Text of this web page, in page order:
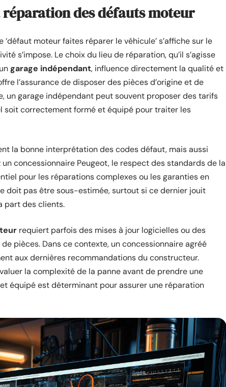
des défauts moteur
‘défaut moteur faites réparer le véhicule’ s’affiche sur le
s’impose. Le choix du lieu de réparation, qu’il s’agisse
garage indépendant, influence directement la qualité et
l’assurance de disposer des pièces d’origine et de
un garage indépendant peut souvent proposer des tarifs
soit correctement formé et équipé pour traiter les
la bonne interprétation des codes défaut, mais aussi
un concessionnaire Peugeot, le respect des standards de la
pour les réparations complexes ou les garanties en
doit pas être sous-estimée, surtout si ce dernier jouit
part des clients.
requiert parfois des mises à jour logicielles ou des
pièces. Dans ce contexte, un concessionnaire agréé
aux dernières recommandations du constructeur.
la complexité de la panne avant de prendre une
équipé est déterminant pour assurer une réparation